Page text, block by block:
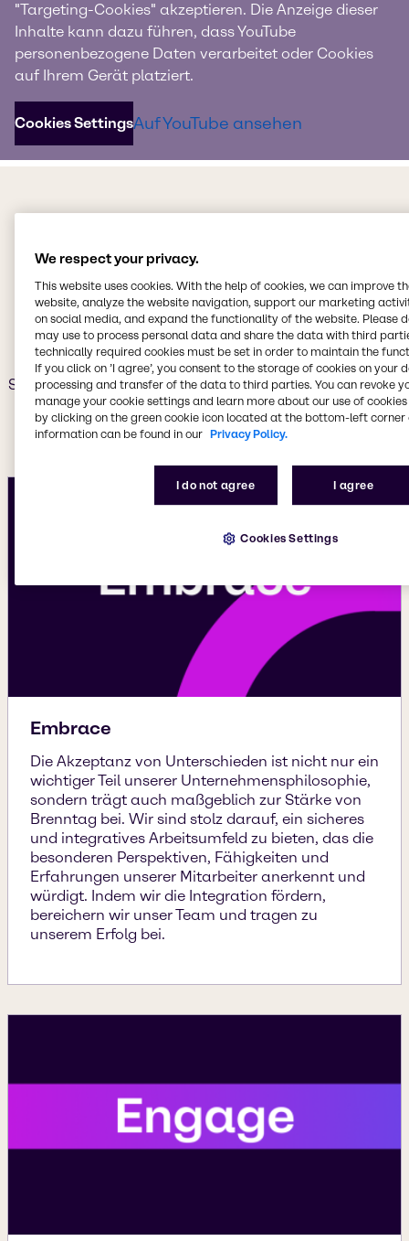
"Targeting-Cookies" akzeptieren. Die Anzeige dieser
Inhalte kann dazu führen, dass YouTube
personenbezogene Daten verarbeitet oder Cookies
auf Ihrem Gerät platziert.
Cookies SettingsAuf YouTube ansehen
Wir bei Brenntag sind mehr als nur ein Unternehmen der
Chemiedistribution. Wir bieten unseren Mitarbeitern die
Möglichkeit, die Zukunft der Welt mitzugestalten. Wir
bieten ein Arbeitsumfeld, in dem Motivation, Zufriedenheit
und Inspiration im Mittelpunkt stehen, und das unseren
Mitarbeitern die Möglichkeit bietet, ihr volles Potenzial
Unser Versprechen als
Arbeitgeber
Wir wissen, dass unsere Mitarbeiter unser größtes
Kapital sind. Wir fördern ein außergewöhnliches
Arbeitsumfeld, das Wachstum, Entwicklung und
Stabilität bietet, damit sich unsere Teams entfalten und
einen wirksamen Beitrag zur Gestaltung der Zukunft
leisten können.
Embrace
Die Akzeptanz von Unterschieden ist nicht nur ein
wichtiger Teil unserer Unternehmensphilosophie,
sondern trägt auch maßgeblich zur Stärke von
Brenntag bei. Wir sind stolz darauf, ein sicheres
und integratives Arbeitsumfeld zu bieten, das die
besonderen Perspektiven, Fähigkeiten und
Erfahrungen unserer Mitarbeiter anerkennt und
würdigt. Indem wir die Integration fördern,
bereichern wir unser Team und tragen zu
unserem Erfolg bei.
We respect your privacy.
This website uses cookies. With the help of cookies, we can improve
website, analyze the website navigation, support our marketing
on social media, and expand the functionality of the website. Please
may use to process personal data and share the data with third
technically required cookies must be set in order to maintain the
If you click on ’I agree’, you consent to the storage of cookies on your
processing and transfer of the data to third parties. You can revoke
manage your cookie settings and learn more about our use of cookies
by clicking on the green cookie icon located at the bottom-left corner
information can be found in our Privacy Policy.
I do not agree I agree
Cookies Settings